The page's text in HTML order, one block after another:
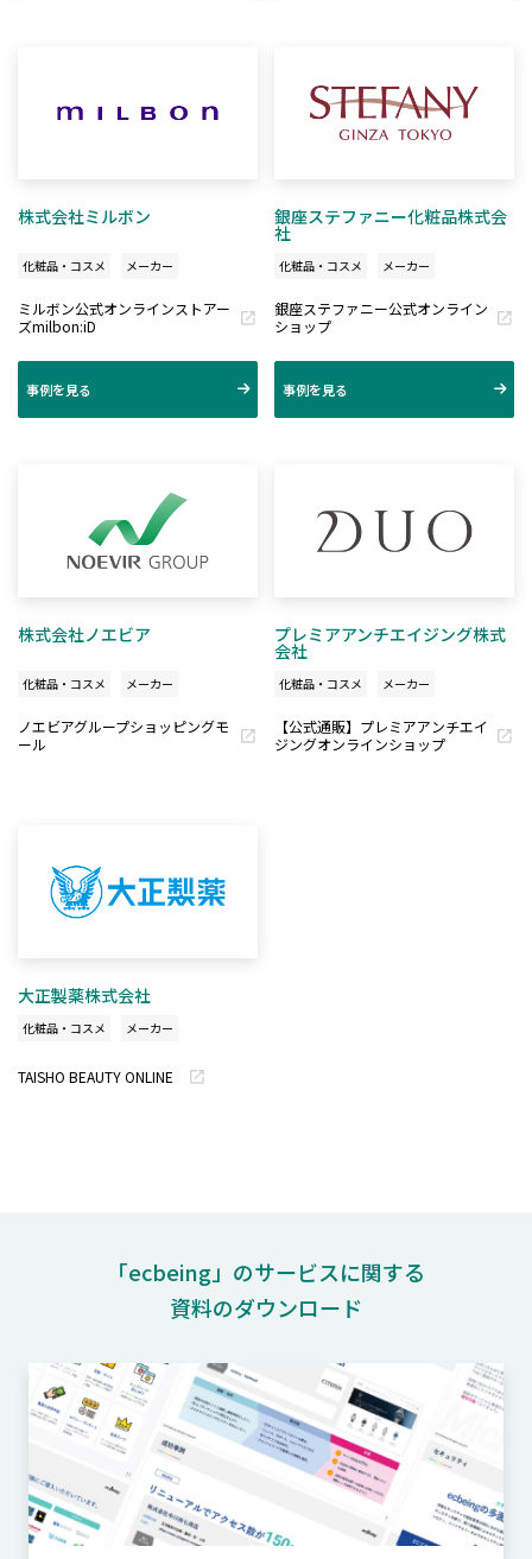
株式会社ミルボン
化粧品・コスメ メーカー
ミルボン公式オンラインストアー
ズmilbon:iD
事例を見る
銀座ステファニー化粧品株式会
社
化粧品・コスメ メーカー
銀座ステファニー公式オンライン
ショップ
事例を見る
株式会社ノエビア
化粧品・コスメ メーカー
ノエビアグループショッピングモ
ール
プレミアアンチエイジング株式
会社
化粧品・コスメ メーカー
【公式通販】プレミアアンチエイ
ジングオンラインショップ
大正製薬株式会社
化粧品・コスメ メーカー
TAISHO BEAUTY ONLINE
「ecbeing」のサービスに関する
資料のダウンロード